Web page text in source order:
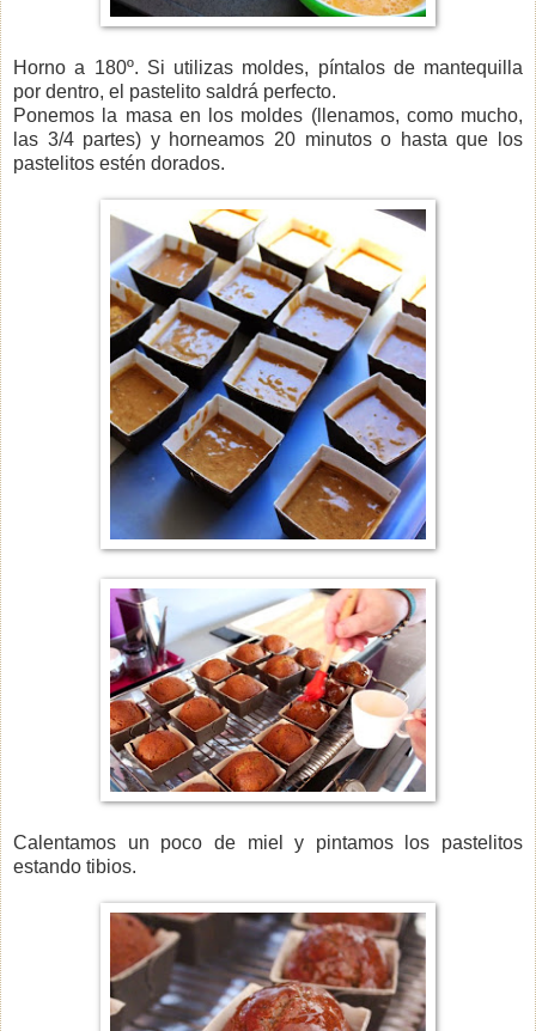
Horno a 180º. Si utilizas moldes, píntalos de mantequilla
por dentro, el pastelito saldrá perfecto.
Ponemos la masa en los moldes (llenamos, como mucho,
las 3/4 partes) y horneamos 20 minutos o hasta que los
pastelitos estén dorados.
Calentamos un poco de miel y pintamos los pastelitos
estando tibios.